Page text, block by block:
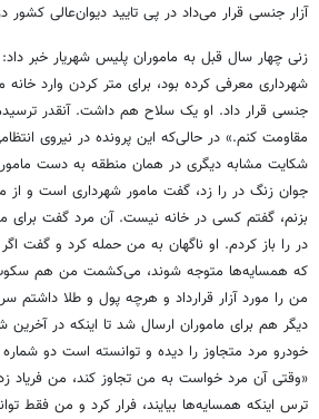
آزار جنسی قرار می‌داد در پی تایید دیوان‌عالی کشور
زنی چهار سال قبل به ماموران پلیس شهریار خبر
شهرداری معرفی کرده بود، برای متر کردن وارد
جنسی قرار داد. او یک سلاح هم داشت. آنقدر
مقاومت کنم.» در حالی‌که این پرونده در نیروی
شکایت مشابه دیگری در همان منطقه به دست
جوان زنگ در را زد، گفت مامور شهرداری است و
بزنم، گفتم کسی در خانه نیست. آن مرد گفت برای
در را باز کردم. او ناگهان به من حمله کرد و گفت
که همسایه‌ها متوجه شوند، می‌کشمت من هم سکوت
من را مورد آزار قرارداد و هرچه‌ پول و طلا
دیگر هم برای ماموران ارسال شد تا اینکه در آخرین
خودرو مرد متجاوز را دیده و توانسته است دو
«وقتی آن مرد خواست به من تجاوز کند، من فریاد
ترس اینکه همسایه‌ها بیایند، فرار کرد و من فقط